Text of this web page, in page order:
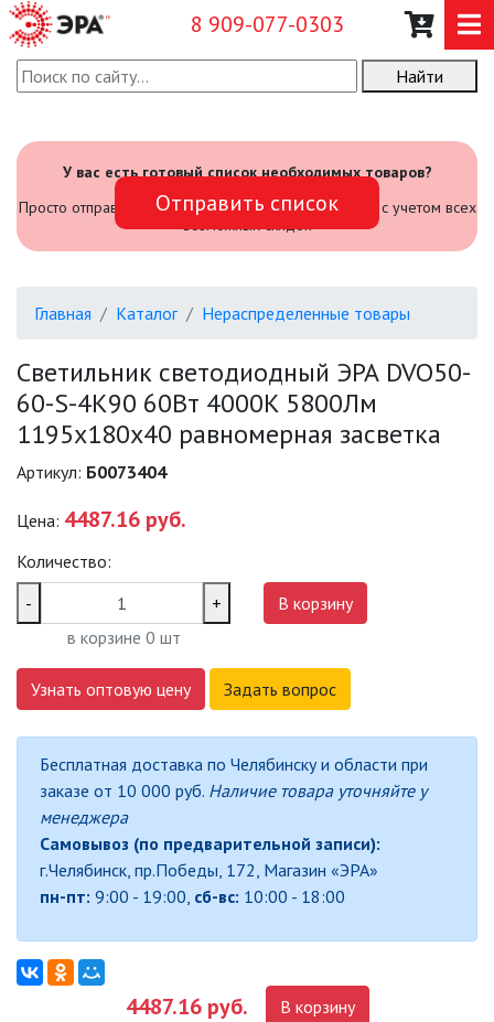
8 909-077-0303
О КОМПАНИИ
САДОВЫЙ ИНВЕНТАРЬ И
ИНСТРУМЕНТЫ
ОФИСНЫЕ ПОДВЕСНЫЕ
ПРОЖЕКТОРЫ
САДОВЫЕ СВЕТИЛЬНИКИ
СВЕТИЛЬНИКИ
СВЕТИЛЬНИКИ ДЛЯ РОСТА
РАСТЕНИЙ (ФИТОСВЕТИЛЬНИКИ)
АКСЕССУАРЫ ДЛЯ
ЭЛЕКТРОМОНТАЖА
БАКТЕРИЦИДНЫЕ ЛАМПЫ
ДАТЧИКИ ДВИЖЕНИЯ И
ДЕКОРАТИВНАЯ ПОДСВЕТКА
Найти
У вас есть готовый список необходимых товаров?
Просто отправьте его нам и мы посчитаем стоимость с учетом всех
возможных скидок
Отправить список
Главная Каталог Нераспределенные товары
Светильник светодиодный ЭРА DVO50-
60-S-4K90 60Вт 4000K 5800Лм
1195х180х40 равномерная засветка
Артикул: Б0073404
Цена: 4487.16 руб.
Количество:
-
+
в корзине 0 шт
В корзину
Узнать оптовую цену Задать вопрос
Бесплатная доставка по Челябинску и области при
заказе от 10 000 руб. Наличие товара уточняйте у
менеджера
Самовывоз (по предварительной записи):
г.Челябинск, пр.Победы, 172, Магазин «ЭРА»
пн-пт: 9:00 - 19:00, сб-вс: 10:00 - 18:00
4487.16 руб. В корзину